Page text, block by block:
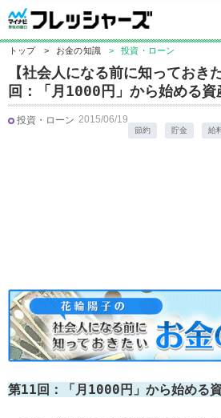
トップ > お金の知識 > 投資・ローン
【社会人になる前に知っておき
回：「月1000円」から始める資
投資・ローン 2015/06/19
節約 貯金 給
第11回：「月1000円」から始める